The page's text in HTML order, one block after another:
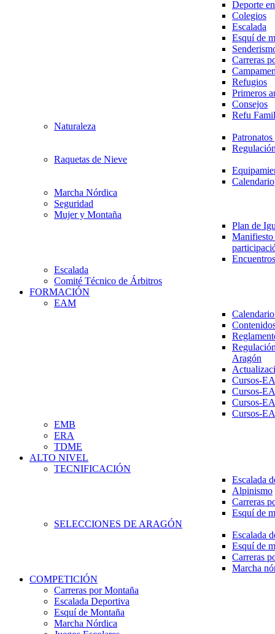
Deporte
Colegios
Escalada
Esquí de
Carreras
Refugios
Primeros
Consejos
Refu
Naturaleza
Raquetas de Nieve
Calendario
Marcha Nórdica
Seguridad
Mujer y Montaña
Plan de
Escalada
Comité Técnico de Árbitros
FORMACIÓN
EAM
Aragón
Cursos-
Cursos-
Cursos-
Cursos-
EMB
ERA
TDME
ALTO NIVEL
TECNIFICACIÓN
Escalada
Alpinismo
Carreras
Esquí de
SELECCIONES DE ARAGÓN
Escalada
Esquí de
Carreras
Marcha
COMPETICIÓN
Carreras por Montaña
Escalada Deportiva
Esquí de Montaña
Marcha Nórdica